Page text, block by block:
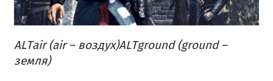
ALTair (air – воздух)ALTground (ground –
земля)